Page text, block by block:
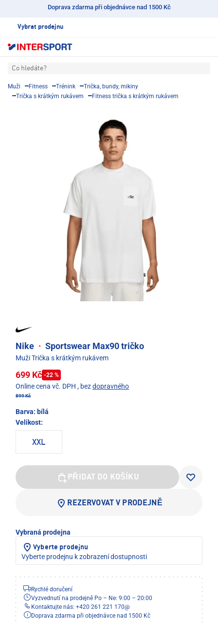
Doprava zdarma při objednávce nad 1500 Kč
Vybrat prodejnu
Co hledáte?
Muži Fitness Trénink
Trička, bundy, mikiny
Trička s krátkým rukávem
Fitness trička s krátkým rukávem
Nike · Sportswear Max90 tričko
Muži Trička s krátkým rukávem
699 Kč -22 %
Online cena vč. DPH , bezdopravného
899 Kč
Barva: bílá
Velikost:
XXL
PŘIDAT DO KOŠÍKU
REZERVOVAT V PRODEJNĚ
Vybraná prodejna
Vyberte prodejnu
Vyberte prodejnu k zobrazení dostupnosti
Rychlé doručení
Vyzvednutí na prodejně Po – Ne: 9:00 – 20:00
Kontaktujte nás: +420 261 221 170@
Doprava zdarma při objednávce nad 1500 Kč